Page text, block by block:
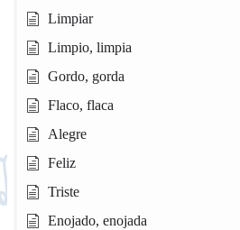
Limpiar
Limpio, limpia
Gordo, gorda
Flaco, flaca
Alegre
Feliz
Triste
Enojado, enojada